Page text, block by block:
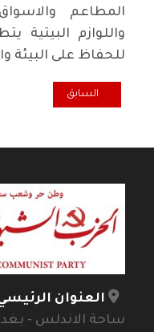
المطاعم والاسواق
واللوازم البيتية
للحفاظ على البيئة
المقال السابق: بين
السابق
العنوان
ساحة الاندلس -